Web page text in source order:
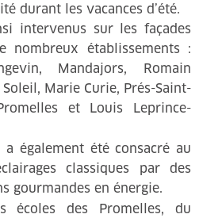
durant les vacances d’été.
intervenus sur les façades
nombreux établissements :
Mandajors, Romain
Marie Curie, Prés-Saint-
et Louis Leprince-
également été consacré au
classiques par des
gourmandes en énergie.
écoles des Promelles, du